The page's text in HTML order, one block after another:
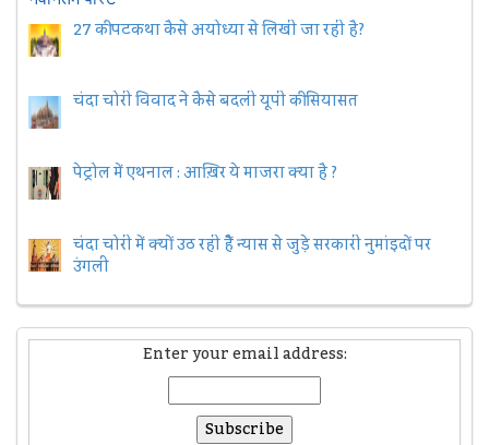
27 की पटकथा कैसे अयोध्या से लिखी जा रही है?
चंदा चोरी विवाद ने कैसे बदली यूपी की सियासत
पेट्रोल में एथनाल : आख़िर ये माजरा क्या है ?
चंदा चोरी में क्यों उठ रही हैैं न्यास से जुड़े सरकारी नुमांइदों पर
उंगली
Enter your email address: